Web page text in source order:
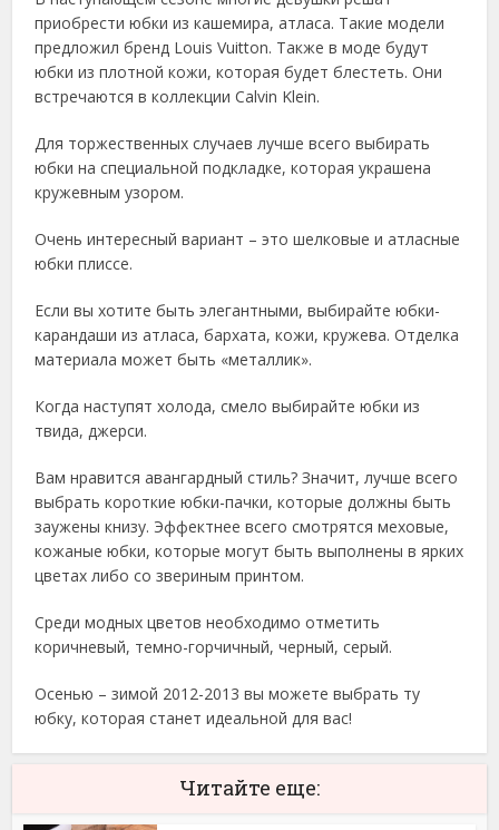
приобрести юбки из кашемира, атласа. Такие модели
предложил бренд Louis Vuitton. Также в моде будут
юбки из плотной кожи, которая будет блестеть. Они
встречаются в коллекции Calvin Klein.
Для торжественных случаев лучше всего выбирать
юбки на специальной подкладке, которая украшена
кружевным узором.
Очень интересный вариант – это шелковые и атласные
юбки плиссе.
Если вы хотите быть элегантными, выбирайте юбки-
карандаши из атласа, бархата, кожи, кружева. Отделка
материала может быть «металлик».
Когда наступят холода, смело выбирайте юбки из
твида, джерси.
Вам нравится авангардный стиль? Значит, лучше всего
выбрать короткие юбки-пачки, которые должны быть
заужены книзу. Эффектнее всего смотрятся меховые,
кожаные юбки, которые могут быть выполнены в ярких
цветах либо со звериным принтом.
Среди модных цветов необходимо отметить
коричневый, темно-горчичный, черный, серый.
Осенью – зимой 2012-2013 вы можете выбрать ту
юбку, которая станет идеальной для вас!
Читайте еще: